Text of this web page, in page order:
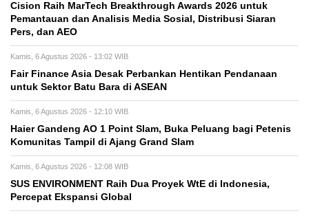
Cision Raih MarTech Breakthrough Awards 2026 untuk
Pemantauan dan Analisis Media Sosial, Distribusi Siaran
Pers, dan AEO
Kamis, 6 Agustus 2026 - 13:02 WIB
Fair Finance Asia Desak Perbankan Hentikan Pendanaan
untuk Sektor Batu Bara di ASEAN
Kamis, 6 Agustus 2026 - 12:10 WIB
Haier Gandeng AO 1 Point Slam, Buka Peluang bagi Petenis
Komunitas Tampil di Ajang Grand Slam
Kamis, 6 Agustus 2026 - 12:08 WIB
SUS ENVIRONMENT Raih Dua Proyek WtE di Indonesia,
Percepat Ekspansi Global